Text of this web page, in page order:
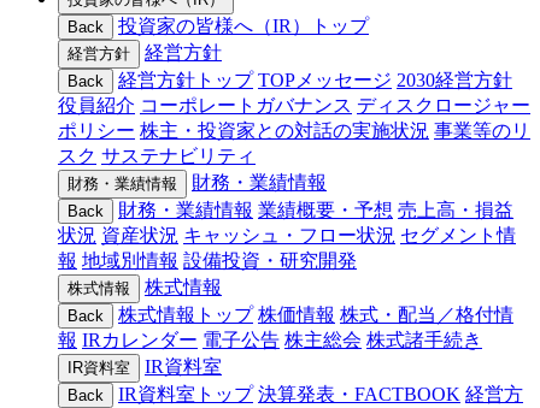
Back
投資家の皆様へ（IR）トップ
経営方針 経営方針
Back 経営方針トップ TOPメッセージ 2030経営方針
役員紹介 コーポレートガバナンス ディスクロージャー
ポリシー 株主・投資家との対話の実施状況 事業等のリ
スク サステナビリティ
財務・業績情報 財務・業績情報
Back 財務・業績情報 業績概要・予想 売上高・損益
状況 資産状況 キャッシュ・フロー状況 セグメント情
報 地域別情報 設備投資・研究開発
株式情報 株式情報
Back 株式情報トップ 株価情報 株式・配当／格付情
報 IRカレンダー 電子公告 株主総会 株式諸手続き
IR資料室 IR資料室
Back IR資料室トップ 決算発表・FACTBOOK 経営方